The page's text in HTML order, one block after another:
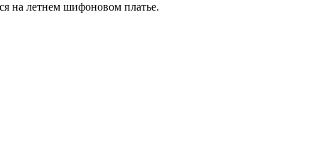
на летнем шифоновом платье.